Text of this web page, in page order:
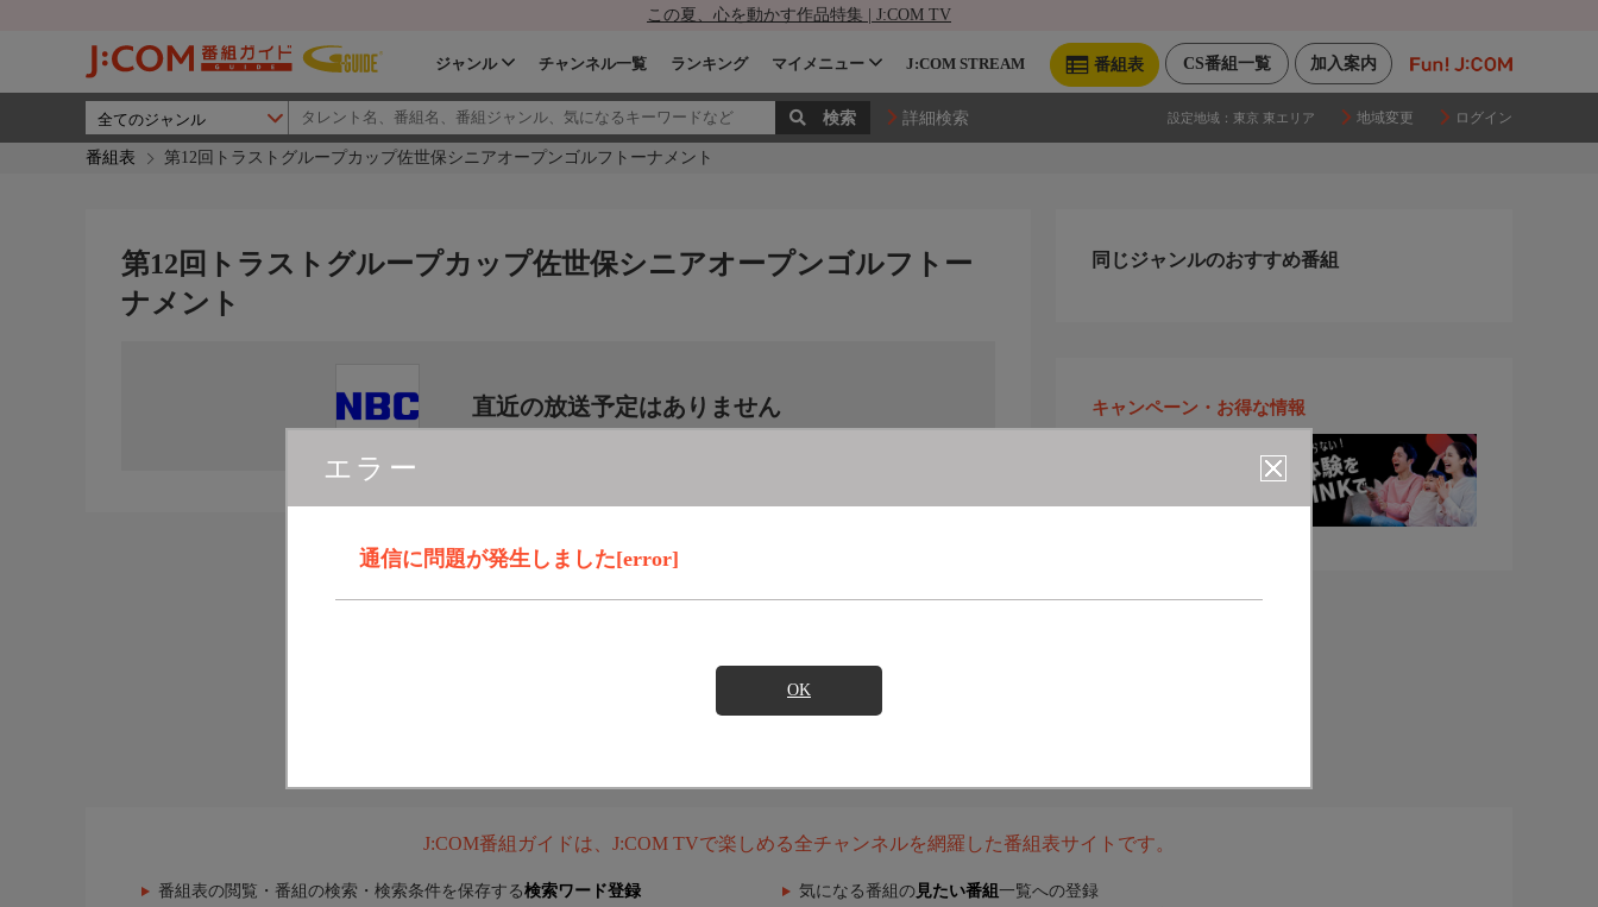
この夏、心を動かす作品特集 | J:COM TV
加入案内
CS番組一覧
番組表
ジャンル チャンネル一覧 ランキング マイメニュー J:COM STREAM
詳細検索 設定地域： 東京 東エリア 地域変更 ログイン
番組表 第12回トラストグループカップ佐世保シニアオープンゴルフトーナメント
エラー
通信に問題が発生しました[error]
OK
第12回トラストグループカップ佐世保シニアオープンゴルフトー
ナメント
直近の放送予定はありません
同じジャンルのおすすめ番組
キャンペーン・お得な情報
J:COM番組ガイドは、J:COM TVで楽しめる全チャンネルを網羅した番組表サイトです。
番組表の閲覧・番組の検索・検索条件を保存する検索ワード登録 気になる番組の 見たい番組 一覧への登録